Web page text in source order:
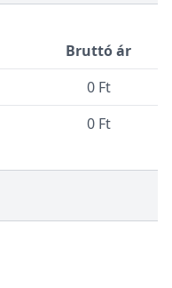
Bruttó ár
0 Ft
0 Ft